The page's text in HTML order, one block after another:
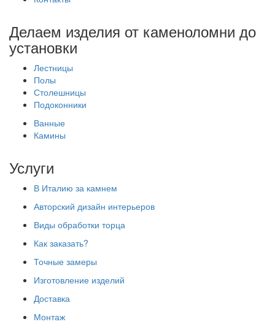
Делаем изделия от каменоломни до
установки
Лестницы
Полы
Столешницы
Подоконники
Ванные
Камины
Услуги
В Италию за камнем
Авторский дизайн интерьеров
Виды обработки торца
Как заказать?
Точные замеры
Изготовление изделий
Доставка
Монтаж